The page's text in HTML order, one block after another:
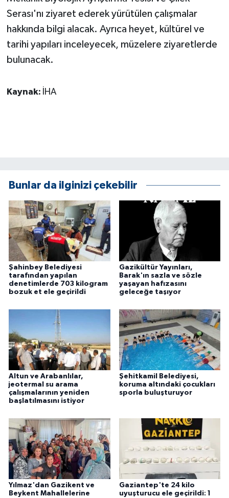
Serası'nı ziyaret ederek yürütülen çalışmalar
hakkında bilgi alacak. Ayrıca heyet, kültürel ve
tarihi yapıları inceleyecek, müzelere ziyaretlerde
bulunacak.
Kaynak: İHA
Bunlar da ilginizi çekebilir
Şahinbey Belediyesi
tarafından yapılan
denetimlerde 703 kilogram
bozuk et ele geçirildi
Gazikültür Yayınları,
Barak'ın sazla ve sözle
yaşayan hafızasını
geleceğe taşıyor
Altun ve Arabanlılar,
jeotermal su arama
çalışmalarının yeniden
başlatılmasını istiyor
Şehitkamil Belediyesi,
koruma altındaki çocukları
sporla buluşturuyor
Yılmaz'dan Gazikent ve
Beykent Mahallelerine
Gaziantep'te 24 kilo
uyuşturucu ele geçirildi: 1